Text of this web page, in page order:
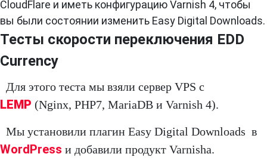
CloudFlare и иметь конфигурацию Varnish 4, чтобы
вы были состоянии изменить Easy Digital Downloads.
Тесты скорости переключения EDD
Currency
Для этого теста мы взяли сервер VPS с
LEMP (Nginx, PHP7, MariaDB и Varnish 4).
Мы установили плагин Easy Digital Downloads в
WordPress и добавили продукт Varnishа.